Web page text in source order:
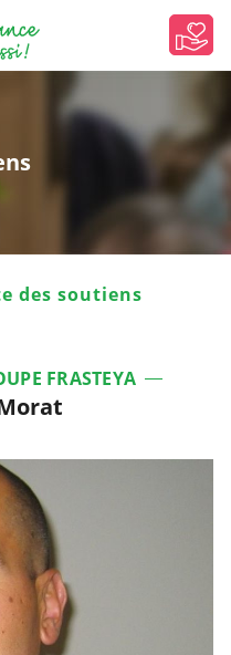
des soutiens
FRASTEYA